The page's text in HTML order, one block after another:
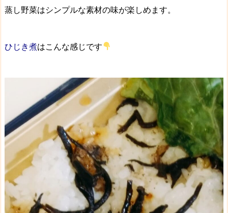
蒸し野菜はシンプルな素材の味が楽しめます。
ひじき煮はこんな感じです